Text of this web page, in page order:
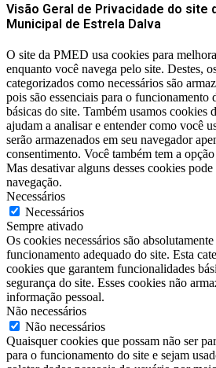
Visão Geral de Privacidade do site
Municipal de Estrela Dalva
O site da PMED usa cookies para
enquanto você navega pelo site. Destes,
categorizados como necessários são
pois são essenciais para o funcionamento
básicas do site. Também usamos cookies
ajudam a analisar e entender como você
serão armazenados em seu navegador
consentimento. Você também tem a
Mas desativar alguns desses cookies
navegação.
Necessários
Necessários
Sempre ativado
Os cookies necessários são
funcionamento adequado do site. Esta
cookies que garantem funcionalidades
segurança do site. Esses cookies não
informação pessoal.
Não necessários
Não necessários
Quaisquer cookies que possam não ser
para o funcionamento do site e sejam